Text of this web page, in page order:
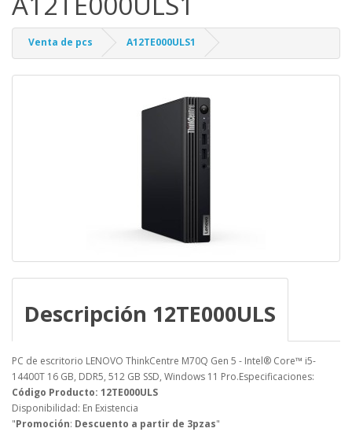
Venta de pcs A12TE000ULS1
Descripción 12TE000ULS
PC de escritorio LENOVO ThinkCentre M70Q Gen 5 - Intel® Core™ i5-
14400T 16 GB, DDR5, 512 GB SSD, Windows 11 Pro.Especificaciones:
Código Producto: 12TE000ULS
Disponibilidad: En Existencia
"Promoción: Descuento a partir de 3pzas"